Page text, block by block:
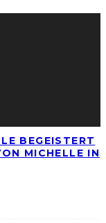
BEGEISTERT
MICHELLE IN